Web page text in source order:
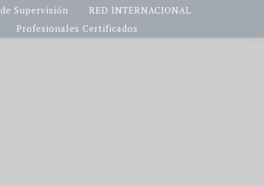
Supervisión
RED INTERNACIONAL
Profesionales Certificados